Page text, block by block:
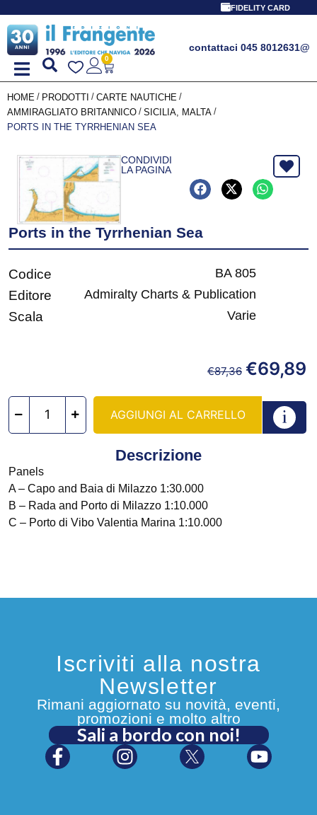
FIDELITY CARD
contattaci 045 8012631@
0
HOME / PRODOTTI / CARTE NAUTICHE /
AMMIRAGLIATO BRITANNICO / SICILIA, MALTA /
PORTS IN THE TYRRHENIAN SEA
CONDIVIDI
LA PAGINA
Ports in the Tyrrhenian Sea
Codice BA 805
Editore Admiralty Charts & Publication
Scala Varie
€87,36 €69,89
AGGIUNGI AL CARRELLO
Descrizione
Panels
A – Capo and Baia di Milazzo 1:30.000
B – Rada and Porto di Milazzo 1:10.000
C – Porto di Vibo Valentia Marina 1:10.000
Iscriviti alla nostra
Newsletter
Rimani aggiornato su novità, eventi,
promozioni e molto altro
Sali a bordo con noi!